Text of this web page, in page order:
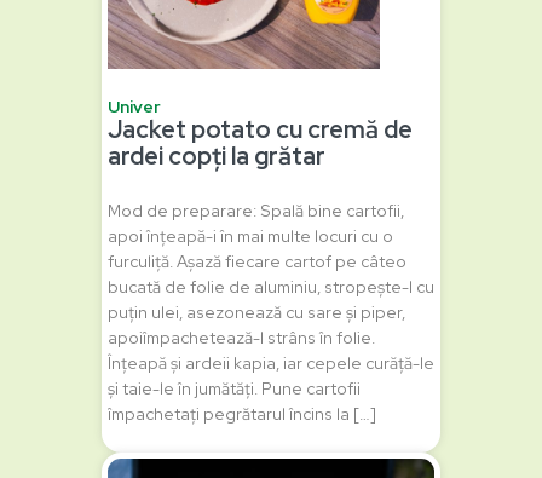
Univer
Jacket potato cu cremă de
ardei copți la grătar
Mod de preparare: Spală bine cartofii,
apoi înțeapă-i în mai multe locuri cu o
furculiță. Așază fiecare cartof pe câteo
bucată de folie de aluminiu, stropește-l cu
puțin ulei, asezonează cu sare și piper,
apoiîmpachetează-l strâns în folie.
Înțeapă și ardeii kapia, iar cepele curăță-le
și taie-le în jumătăți. Pune cartofii
împachetați pegrătarul încins la […]